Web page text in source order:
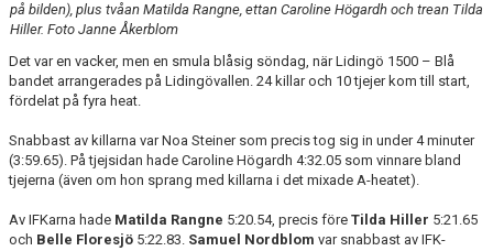
på bilden), plus tvåan Matilda Rangne, ettan Caroline Högardh och trean Tilda
Hiller. Foto Janne Åkerblom
Det var en vacker, men en smula blåsig söndag, när Lidingö 1500 – Blå
bandet arrangerades på Lidingövallen. 24 killar och 10 tjejer kom till start,
fördelat på fyra heat.
Snabbast av killarna var Noa Steiner som precis tog sig in under 4 minuter
(3:59.65). På tjejsidan hade Caroline Högardh 4:32.05 som vinnare bland
tjejerna (även om hon sprang med killarna i det mixade A-heatet).
Av IFKarna hade Matilda Rangne 5:20.54, precis före Tilda Hiller 5:21.65
och Belle Floresjö 5:22.83. Samuel Nordblom var snabbast av IFK-